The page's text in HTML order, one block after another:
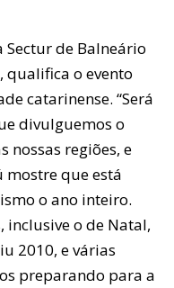
de Balneário
qualifica o evento
catarinense. “Será
divulguemos o
nossas regiões, e
que está
o ano inteiro.
inclusive o de Natal,
2010, e várias
preparando para a